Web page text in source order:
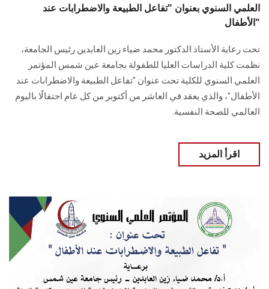
العلمي السنوي بعنوان "تفاعل الطبيعة والاضطرابات عند
الأطفال"
تحت رعاية الأستاذ الدكتور محمد ضياء زين العابدين رئيس الجامعة،
نظمت كلية الدراسات العليا للطفولة بجامعة عين شمس المؤتمر
العلمي السنوي للكلية تحت عنوان "تفاعل الطبيعة والاضطرابات عند
الأطفال"، والذي يعقد في العاشر من أكتوبر من كل عام احتفالًا باليوم
العالمي للصحة النفسية.
اقرأ المزيد